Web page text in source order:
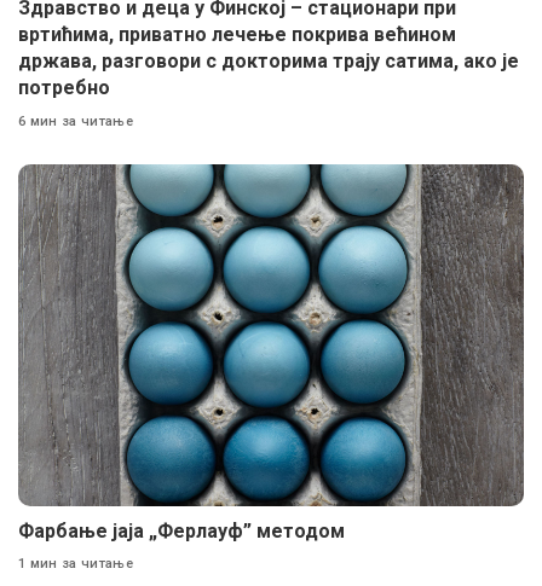
Здравство и деца у Финској – стационари при
вртићима, приватно лечење покрива већином
држава, разговори с докторима трају сатима, ако је
потребно
6 мин за читање
Фарбање јаја „Ферлауф” методом
1 мин за читање